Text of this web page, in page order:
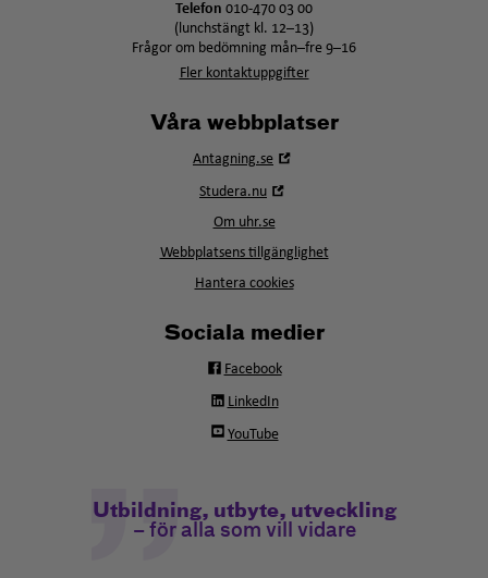
Telefon 010-470 03 00
(lunchstängt kl. 12–13)
Frågor om bedömning mån–fre 9–16
Fler kontaktuppgifter
Våra webbplatser
Antagning.se
Studera.nu
fönster
Om uhr.se
Webbplatsens tillgänglighet
Hantera cookies
Sociala medier
Facebook
LinkedIn
YouTube
Utbildning, utbyte, utveckling
– för alla som vill vidare